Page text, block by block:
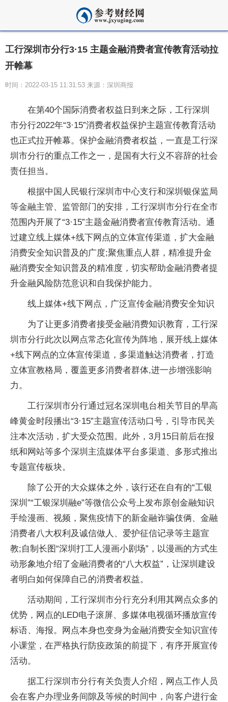
工行深圳市分行3·15 主题金融消费者宣传教育活动拉
开帷幕
时间：2022-03-15 11:31:53 来源：深圳商报
在第40个国际消费者权益日到来之际，工行深圳
市分行2022年“3·15”消费者权益保护主题宣传教育活动
也正式拉开帷幕。保护金融消费者权益，一直是工行深
圳市分行的重点工作之一，是国有大行义不容辞的社会
责任担当。
根据中国人民银行深圳市中心支行和深圳银保监局
等金融主管、监管部门的安排，工行深圳市分行在全市
范围内开展了“3·15”主题金融消费者宣传教育活动。通
过建立线上媒体+线下网点的立体宣传渠道，扩大金融
消费安全知识普及的广度;聚焦重点人群，精准提升金
融消费安全知识普及的精准度，切实帮助金融消费者提
升金融风险防范意识和自我保护能力。
线上媒体+线下网点，广泛宣传金融消费安全知识
为了让更多消费者接受金融消费知识教育，工行深
圳市分行此次以网点常态化宣传为阵地，展开线上媒体
+线下网点的立体宣传渠道，多渠道触达消费者，打造
立体宣教格局，覆盖更多消费者群体,进一步增强影响
力。
工行深圳市分行通过冠名深圳电台相关节目的早高
峰黄金时段播出“3·15”主题宣传活动口号，引导市民关
注本次活动，扩大受众范围。此外，3月15日前后在报
纸和网站等多个深圳主流媒体平台多渠道、多形式推出
专题宣传板块。
除了公开的大众媒体之外，该行还在自有的“工银
深圳”“工银深圳融e”等微信公众号上发布原创 金融知识
手绘漫画、视频，聚焦疫情下的新金融诈骗伎俩、 金融
消费者八大权利及诚信做人、爱护征信记录等主题宣
教;自制长图“深圳打工人漫画小剧场”，以漫画的方式生
动形象地介绍了金融消费者的“八大权益”，让深圳建设
者明白如何保障自己的消费者权益。
活动期间，工行深圳市分行充分利用其网点众多的
优势，网点的LED电子滚屏、多媒体电视循环播放宣传
标语、海报。网点本身也变身为金融消费安全知识宣传
小课堂，在严格执行防疫政策的前提下，有序开展宣传
活动。
据工行深圳市分行有关负责人介绍，网点工作人员
会在客户办理业务间隙及等候的时间中，向客户进行金